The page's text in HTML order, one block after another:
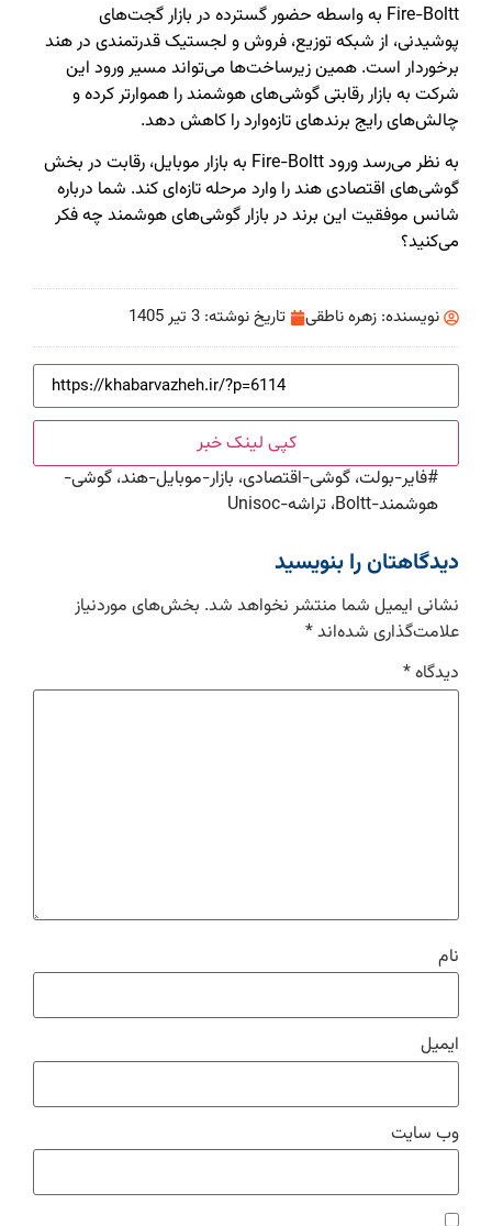
Fire-Boltt به واسطه حضور گسترده در بازار گجت‌های
پوشیدنی، از شبکه توزیع، فروش و لجستیک قدرتمندی در هند
برخوردار است. همین زیرساخت‌ها می‌تواند مسیر ورود این
شرکت به بازار رقابتی گوشی‌های هوشمند را هموارتر کرده و
چالش‌های رایج برندهای تازه‌وارد را کاهش دهد.
به نظر می‌رسد ورود Fire-Boltt به بازار موبایل، رقابت در بخش
گوشی‌های اقتصادی هند را وارد مرحله تازه‌ای کند. شما درباره
شانس موفقیت این برند در بازار گوشی‌های هوشمند چه فکر
می‌کنید؟
نویسنده: زهره ناطقی تاریخ نوشته: 3 تیر 1405
کپی لینک خبر
#فایر-بولت، گوشی-اقتصادی، بازار-موبایل-هند، گوشی-
هوشمند-Boltt، تراشه-Unisoc
دیدگاهتان را بنویسید
نشانی ایمیل شما منتشر نخواهد شد. بخش‌های موردنیاز
علامت‌گذاری شده‌اند*
دیدگاه*
نام
ایمیل
وب‌ سایت